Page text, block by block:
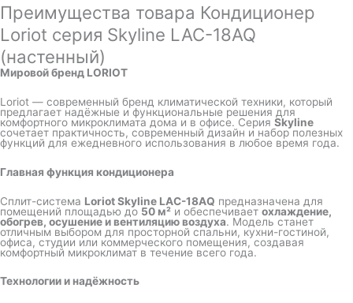
Преимущества товара Кондиционер
Loriot серия Skyline LAC-18AQ
(настенный)
Мировой бренд LORIOT
Loriot — современный бренд климатической техники, который
предлагает надёжные и функциональные решения для
комфортного микроклимата дома и в офисе. Серия Skyline
сочетает практичность, современный дизайн и набор полезных
функций для ежедневного использования в любое время года.
Главная функция кондиционера
Сплит-система Loriot Skyline LAC-18AQ предназначена для
помещений площадью до 50 м² и обеспечивает охлаждение,
обогрев, осушение и вентиляцию воздуха. Модель станет
отличным выбором для просторной спальни, кухни-гостиной,
офиса, студии или коммерческого помещения, создавая
комфортный микроклимат в течение всего года.
Технологии и надёжность